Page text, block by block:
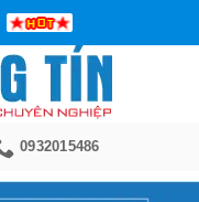
0932015486